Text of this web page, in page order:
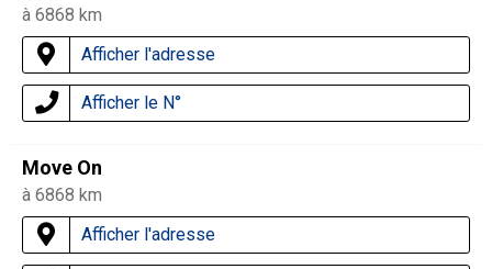
à 6868 km
Afficher l'adresse
Afficher le N°
Move On
à 6868 km
Afficher l'adresse